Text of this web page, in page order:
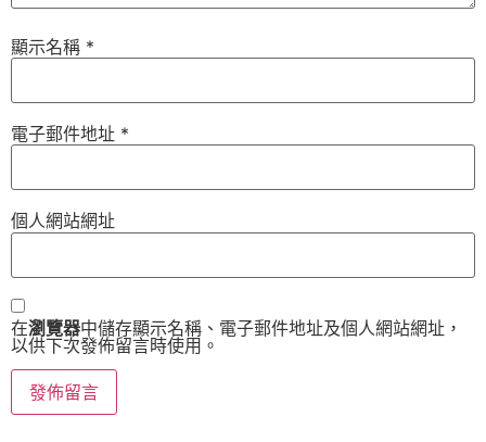
顯示名稱 *
電子郵件地址 *
個人網站網址
在瀏覽器中儲存顯示名稱、電子郵件地址及個人網站網址，
以供下次發佈留言時使用。